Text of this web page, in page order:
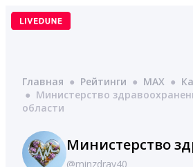
Перейти
Главная ● Рейтинги ● MAX ●
● Министерство
области
@minzdrav40